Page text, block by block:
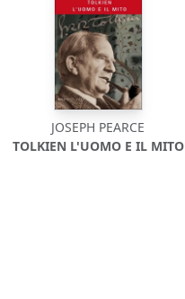
JOSEPH PEARCE
TOLKIEN L'UOMO E IL MITO